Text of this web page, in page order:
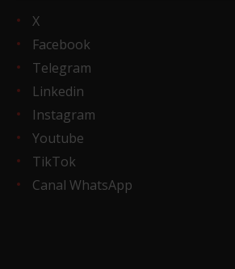
X
Facebook
Telegram
Linkedin
Instagram
Youtube
TikTok
Canal WhatsApp